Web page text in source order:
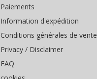
Paiements
Information d'expédition
Conditions générales de vente
Privacy / Disclaimer
FAQ